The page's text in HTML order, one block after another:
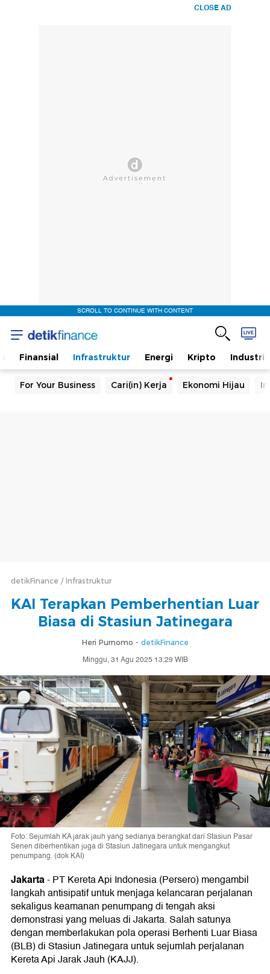
CLOSE AD
SCROLL TO CONTINUE WITH CONTENT
Finansial Infrastruktur Energi Kripto Industri
For Your Business Cari(in) Kerja Ekonomi Hijau
detikFinance Infrastruktur
KAI Terapkan Pemberhentian Luar
Biasa di Stasiun Jatinegara
Heri Purnomo - detikFinance
Minggu, 31 Agu 2025 13:29 WIB
Foto: Sejumlah KA jarak jauh yang sedianya berangkat dari Stasiun Pasar
Senen diberhentikan juga di Stasiun Jatinegara untuk mengangkut
penumpang. (dok KAI)
Jakarta-PT Kereta Api Indonesia (Persero) mengambil
langkah antisipatif untuk menjaga kelancaran perjalanan
sekaligus keamanan penumpang di tengah aksi
demonstrasi yang meluas di Jakarta. Salah satunya
dengan memberlakukan pola operasi Berhenti Luar Biasa
(BLB) di Stasiun Jatinegara untuk sejumlah perjalanan
Kereta Api Jarak Jauh (KAJJ).